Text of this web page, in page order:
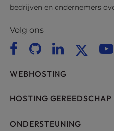
bedrijven en ondernemers
Volg ons
WEBHOSTING
Gedeelde hosting
HOSTING GEREEDSCHAP
WordPress
ONDERSTEUNING